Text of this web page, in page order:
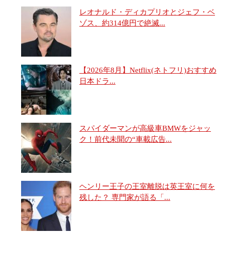
レオナルド・ディカプリオとジェフ・ベ
ゾス、約314億円で絶滅...
【2026年8月】Netflix(ネトフリ)おすすめ
日本ドラ...
スパイダーマンが高級車BMWをジャッ
ク！前代未聞の“車載広告...
ヘンリー王子の王室離脱は英王室に何を
残した？ 専門家が語る「...